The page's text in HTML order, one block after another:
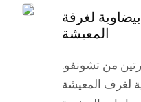
لغرفة
المعيشة
من تشونفو.
لغرف المعيشة